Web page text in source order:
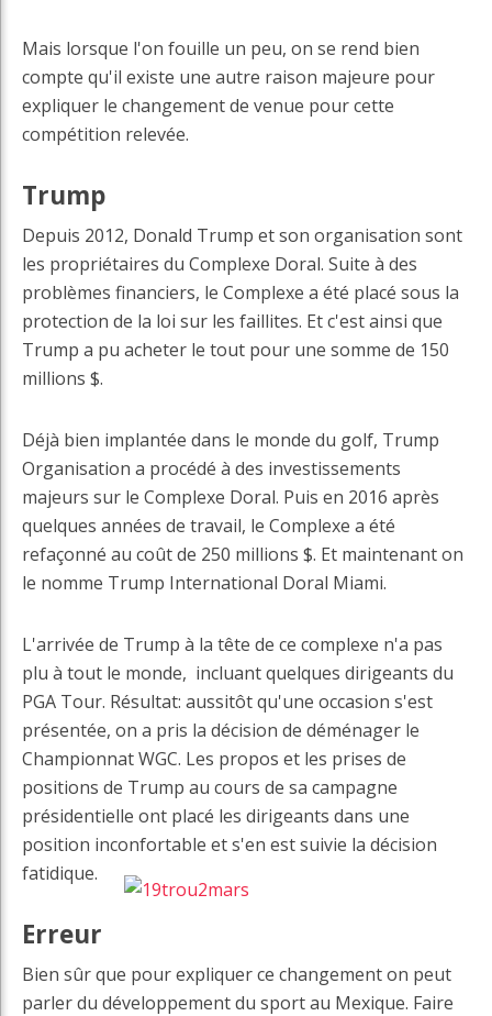
Mais lorsque l'on fouille un peu, on se rend bien
compte qu'il existe une autre raison majeure pour
expliquer le changement de venue pour cette
compétition relevée.
Trump
Depuis 2012, Donald Trump et son organisation sont
les propriétaires du Complexe Doral. Suite à des
problèmes financiers, le Complexe a été placé sous la
protection de la loi sur les faillites. Et c'est ainsi que
Trump a pu acheter le tout pour une somme de 150
millions $.
Déjà bien implantée dans le monde du golf, Trump
Organisation a procédé à des investissements
majeurs sur le Complexe Doral. Puis en 2016 après
quelques années de travail, le Complexe a été
refaçonné au coût de 250 millions $. Et maintenant on
le nomme Trump International Doral Miami.
L'arrivée de Trump à la tête de ce complexe n'a pas
plu à tout le monde, incluant quelques dirigeants du
PGA Tour. Résultat: aussitôt qu'une occasion s'est
présentée, on a pris la décision de déménager le
Championnat WGC. Les propos et les prises de
positions de Trump au cours de sa campagne
présidentielle ont placé les dirigeants dans une
position inconfortable et s'en est suivie la décision
fatidique.
Erreur
Bien sûr que pour expliquer ce changement on peut
parler du développement du sport au Mexique. Faire